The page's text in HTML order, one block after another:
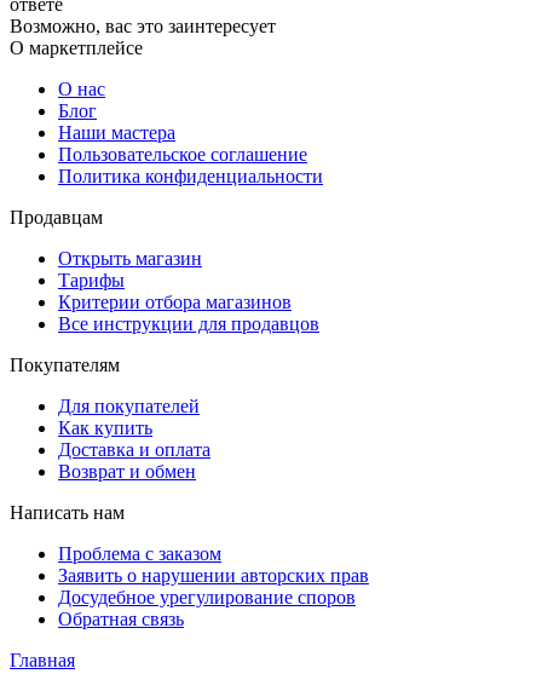
ответе
Возможно, вас это заинтересует
О маркетплейсе
О нас
Блог
Наши мастера
Пользовательское соглашение
Политика конфиденциальности
Продавцам
Открыть магазин
Тарифы
Критерии отбора магазинов
Все инструкции для продавцов
Покупателям
Для покупателей
Как купить
Доставка и оплата
Возврат и обмен
Написать нам
Проблема с заказом
Заявить о нарушении авторских прав
Досудебное урегулирование споров
Обратная связь
Главная